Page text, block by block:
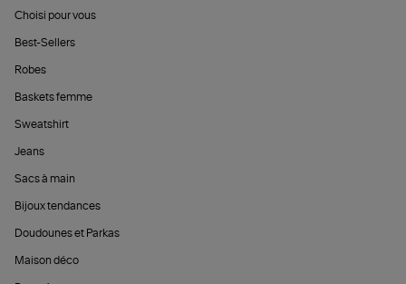
Choisi pour vous
Best-Sellers
Robes
Baskets femme
Sweatshirt
Jeans
Sacs à main
Bijoux tendances
Doudounes et Parkas
Maison déco